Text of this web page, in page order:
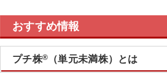
おすすめ情報
プチ株® （単元未満株）とは